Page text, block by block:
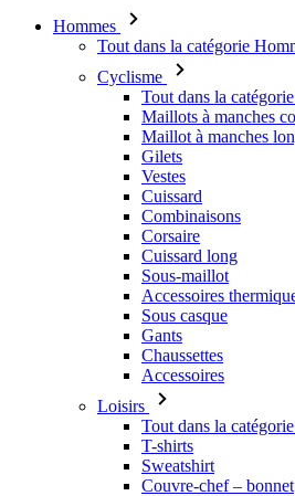
Hommes
Tout dans la catégorie
Cyclisme
Tout dans la
Maillots à manches
Maillot à manches
Gilets
Vestes
Cuissard
Combinaisons
Corsaire
Cuissard long
Sous-maillot
Accessoires
Sous casque
Gants
Chaussettes
Accessoires
Loisirs
Tout dans la
T-shirts
Sweatshirt
Couvre-chef – bonnet